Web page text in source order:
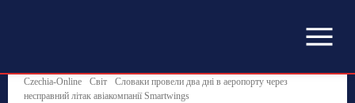
Czechia-Online Світ
Словаки провели два дні в аеропорту через
несправний літак авіакомпанії Smartwings